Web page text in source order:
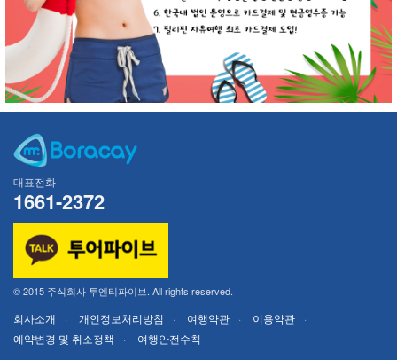
대표전화
1661-2372
© 2015 주식회사 투엔티파이브. All rights reserved.
회사소개 개인정보처리방침 여행약관
이용약관
예약변경 및 취소정책
여행안전수칙